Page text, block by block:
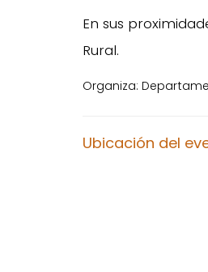
En sus
Rural.
Organiza:
Ubicación del